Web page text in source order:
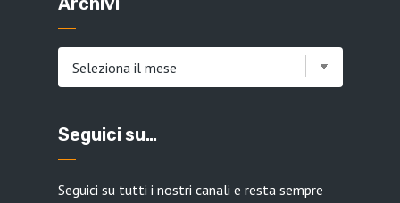
Seguici su…
Seguici su tutti i nostri canali e resta sempre